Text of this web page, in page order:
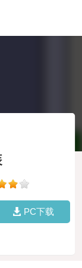
PC下载